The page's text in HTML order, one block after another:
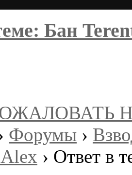
Бан
Форумы ›
› Ответ в